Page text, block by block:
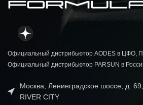
Официальный дистрибьютор AODES в
Официальный дистрибьютор PARSUN в
Москва, Ленинградское шоссе, д.
RIVER CITY